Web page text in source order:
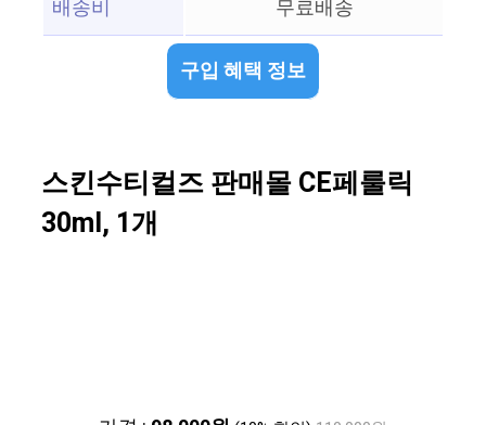
배송비
무료배송
구입 혜택 정보
스킨수티컬즈 판매몰 CE페룰릭
30ml, 1개